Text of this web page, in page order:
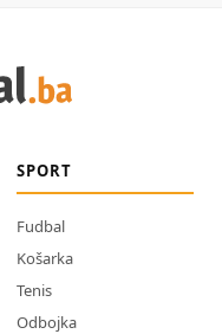
SPORT
Fudbal
Košarka
Tenis
Odbojka